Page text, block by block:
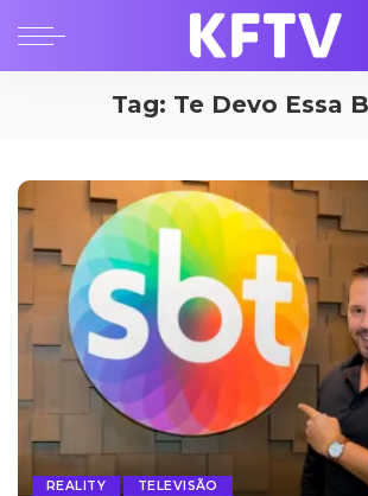
Tag: Te Devo Essa
REALITY TELEVISÃO